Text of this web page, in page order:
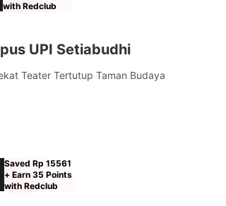
with Redclub
UPI Setiabudhi
Teater Tertutup Taman Budaya
Saved Rp 15561
+ Earn 35 Points
with Redclub